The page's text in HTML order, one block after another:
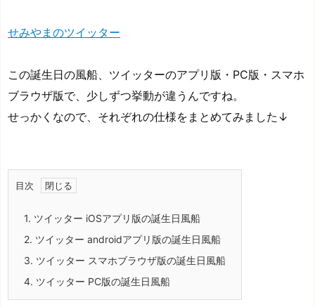
せみやまのツイッター
この誕生日の風船、ツイッターのアプリ版・PC版・スマホ
ブラウザ版で、少しずつ挙動が違うんですね。
せっかくなので、それぞれの仕様をまとめてみました↓
目次
1. ツイッター iOSアプリ版の誕生日風船
2. ツイッター androidアプリ版の誕生日風船
3. ツイッター スマホブラウザ版の誕生日風船
4. ツイッター PC版の誕生日風船